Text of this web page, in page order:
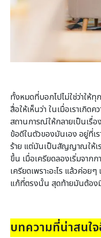
ทั้งหมดที่บอกไปไม่ใช่ว่าให้ทุ
สื่อให้เห็นว่า ในเมื่อเราเกิด
สถานการณ์ให้กลายเป็นเรื่อ
ข้อดีในตัวของมันเอง อยู่ที่เ
ร้าย แต่มันเป็นสัญญาณให้เ
ขึ้น เมื่อเครียดลองเริ่มจาก
เครียดเพราะอะไร แล้วค่อ
แก้ที่ตรงนั้น สุดท้ายมันต้อ
บทความที่น่าสนใ